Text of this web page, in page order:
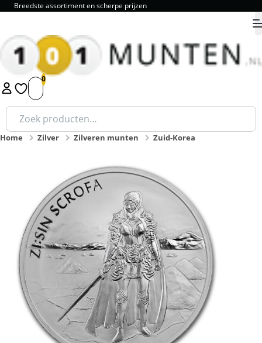
Breedste assortiment en scherpe prijzen
1 2 3 4 5 9.8
Zoeken
naar:
Home Zilver Zilveren munten Zuid-Korea